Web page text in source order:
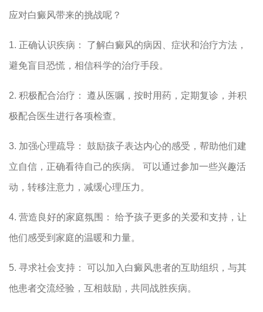
应对白癜风带来的挑战呢？
1. 正确认识疾病： 了解白癜风的病因、症状和治疗方法，
避免盲目恐慌，相信科学的治疗手段。
2. 积极配合治疗： 遵从医嘱，按时用药，定期复诊，并积
极配合医生进行各项检查。
3. 加强心理疏导： 鼓励孩子表达内心的感受，帮助他们建
立自信，正确看待自己的疾病。 可以通过参加一些兴趣活
动，转移注意力，减缓心理压力。
4. 营造良好的家庭氛围： 给予孩子更多的关爱和支持，让
他们感受到家庭的温暖和力量。
5. 寻求社会支持： 可以加入白癜风患者的互助组织，与其
他患者交流经验，互相鼓励，共同战胜疾病。